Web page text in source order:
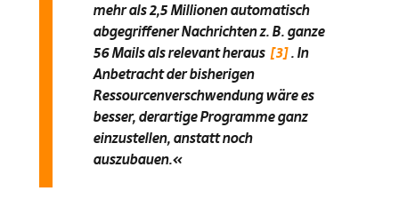
mehr als 2,5 Millionen automatisch
abgegriffener Nachrichten z. B. ganze
56 Mails als relevant heraus [3] . In
Anbetracht der bisherigen
Ressourcenverschwendung wäre es
besser, derartige Programme ganz
einzustellen, anstatt noch
auszubauen.«